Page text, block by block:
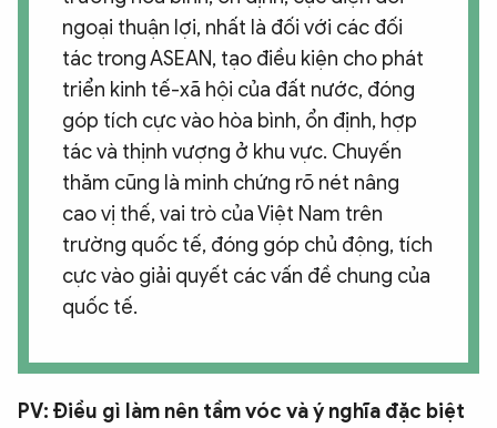
ngoại thuận lợi, nhất là đối với các đối
tác trong ASEAN, tạo điều kiện cho phát
triển kinh tế-xã hội của đất nước, đóng
góp tích cực vào hòa bình, ổn định, hợp
tác và thịnh vượng ở khu vực. Chuyến
thăm cũng là minh chứng rõ nét nâng
cao vị thế, vai trò của Việt Nam trên
trường quốc tế, đóng góp chủ động, tích
cực vào giải quyết các vấn đề chung của
quốc tế.
PV: Điều gì làm nên tầm vóc và ý nghĩa đặc biệt